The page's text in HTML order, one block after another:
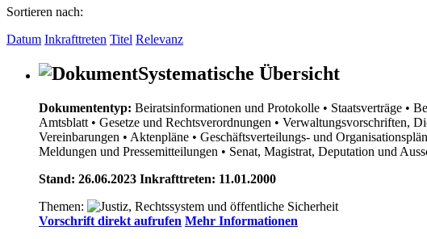
Sortieren nach:
Datum Inkrafttreten Titel Relevanz
Systematische Übersicht
Dokumententyp: Beiratsinformationen und Protokolle • Staatsverträge •
Amtsblatt • Gesetze und Rechtsverordnungen • Verwaltungsvorschriften,
Vereinbarungen • Aktenpläne • Geschäftsverteilungs- und
Meldungen und Pressemitteilungen • Senat, Magistrat, Deputation und
Stand: 26.06.2023 Inkrafttreten: 11.01.2000
Themen:
Vorschrift direkt aufrufen Mehr Informationen